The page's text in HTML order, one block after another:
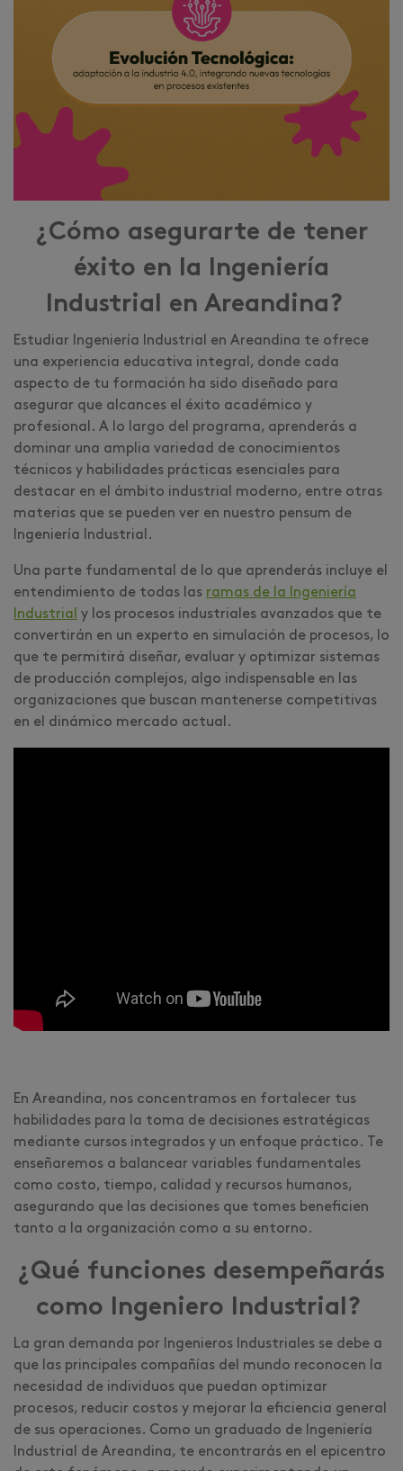
¿Cómo asegurarte de tener
éxito en la Ingeniería
Industrial en Areandina?
Estudiar Ingeniería Industrial en Areandina te ofrece
una experiencia educativa integral, donde cada
aspecto de tu formación ha sido diseñado para
asegurar que alcances el éxito académico y
profesional. A lo largo del programa, aprenderás a
dominar una amplia variedad de conocimientos
técnicos y habilidades prácticas esenciales para
destacar en el ámbito industrial moderno, entre otras
materias que se pueden ver en nuestro pensum de
Ingeniería Industrial.
Una parte fundamental de lo que aprenderás incluye el
entendimiento de todas las ramas de la Ingeniería
Industrial y los procesos industriales avanzados que te
convertirán en un experto en simulación de procesos, lo
que te permitirá diseñar, evaluar y optimizar sistemas
de producción complejos, algo indispensable en las
organizaciones que buscan mantenerse competitivas
en el dinámico mercado actual.
En Areandina, nos concentramos en fortalecer tus
habilidades para la toma de decisiones estratégicas
mediante cursos integrados y un enfoque práctico. Te
enseñaremos a balancear variables fundamentales
como costo, tiempo, calidad y recursos humanos,
asegurando que las decisiones que tomes beneficien
tanto a la organización como a su entorno.
¿Qué funciones desempeñarás
como Ingeniero Industrial?
La gran demanda por Ingenieros Industriales se debe a
que las principales compañías del mundo reconocen la
necesidad de individuos que puedan optimizar
procesos, reducir costos y mejorar la eficiencia general
de sus operaciones. Como un graduado de Ingeniería
Industrial de Areandina, te encontrarás en el epicentro